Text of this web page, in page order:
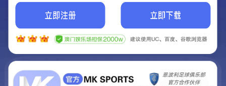
我们的网站正在建设.
它将是非常棒的网站.